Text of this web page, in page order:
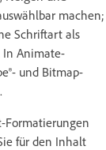
machen;
Schriftart als
In Animate-
und Bitmap-
Formatierungen
für den Inhalt